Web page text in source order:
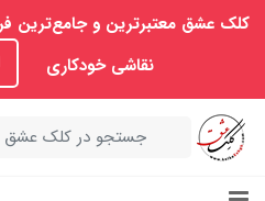
کلک عشق معتبرترین و جامع‌ترین
نقاشی خودکاری